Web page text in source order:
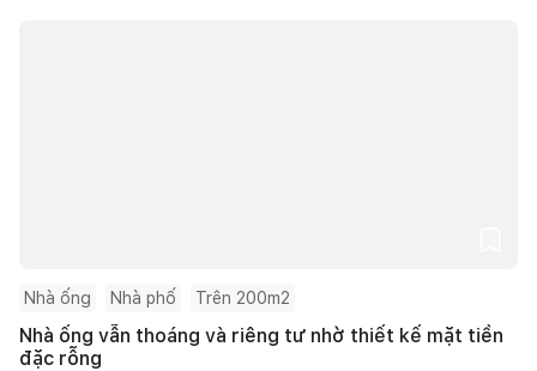
Nhà ống Nhà phố Trên 200m2
Nhà ống vẫn thoáng và riêng tư nhờ thiết kế mặt tiền
đặc rỗng